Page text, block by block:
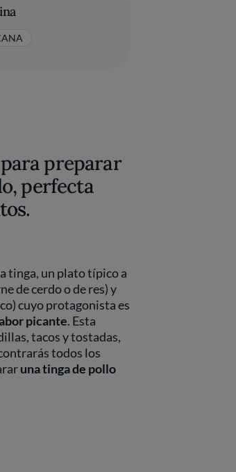
preparar
perfecta
tinga, un plato típico a
de cerdo o de res) y
cuyo protagonista es
picante. Esta
tacos y tostadas,
todos los
una tinga de pollo